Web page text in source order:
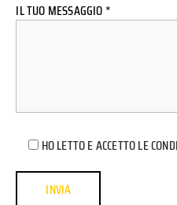
IL TUO MESSAGGIO *
HO LETTO E ACCETTO LE